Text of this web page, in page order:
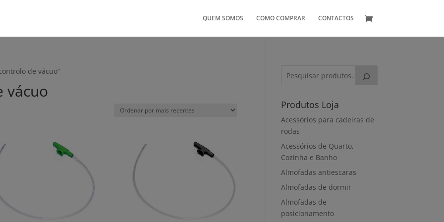
QUEM SOMOS COMO COMPRAR CONTACTOS
de vácuo”
vácuo
Produtos Loja
Acessórios para cadeiras de
rodas
Acessórios de Quarto,
Cozinha e Banho
Almofadas antiescaras
Almofadas de dormir
Almofadas de
posicionamento